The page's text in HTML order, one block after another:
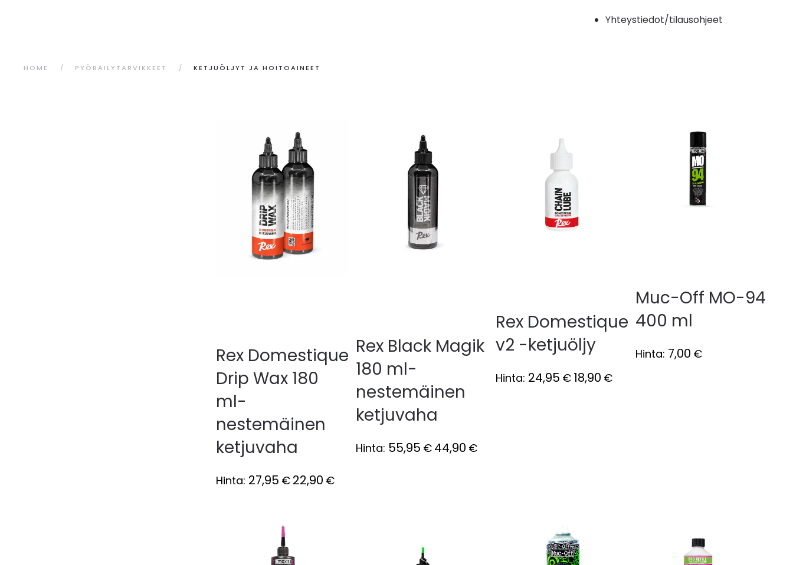
Yhteystiedot/tilausohjeet
HOME PYÖRÄILYTARVIKKEET KETJUÖLJYT JA HOITOAINEET
Rex Domestique
Drip Wax 180
ml-
nestemäinen
ketjuvaha
Hinta: 27,95 € 22,90 €
Rex Black Magik
180 ml-
nestemäinen
ketjuvaha
Hinta: 55,95 € 44,90 €
Rex Domestique
v2 -ketjuöljy
Hinta: 24,95 € 18,90 €
Muc-Off MO-94
400 ml
Hinta: 7,00 €